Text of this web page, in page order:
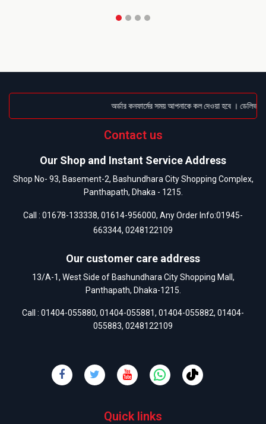
অর্ডার কনফার্মের সময় আপনাকে কল দেওয়া হবে ।
Contact us
Our Shop and Instant Service Address
Shop No- 93, Basement-2, Bashundhara City Shopping Complex,
Panthapath, Dhaka - 1215.
Call : 01678-133338, 01614-956000, Any Order Info:01945-
663344, 0248122109
Our customer care address
13/A-1, West Side of Bashundhara City Shopping Mall,
Panthapath, Dhaka-1215.
Call : 01404-055880, 01404-055881, 01404-055882, 01404-
055883, 0248122109
Quick links